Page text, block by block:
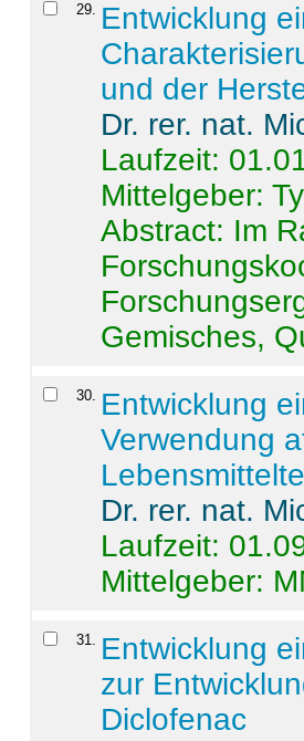
29. Entwicklung
und der
Dr. rer. nat.
Laufzeit:
Mittelgeber:
Abstract: Im
Gemisches,
30. Entwicklung
Verwendung
Dr. rer. nat.
Laufzeit:
Mittelgeber:
31. Entwicklung
zur
Diclofenac